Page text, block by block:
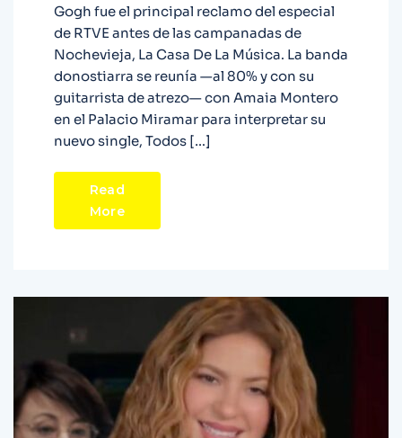
Gogh fue el principal reclamo del especial
de RTVE antes de las campanadas de
Nochevieja, La Casa De La Música. La banda
donostiarra se reunía —al 80% y con su
guitarrista de atrezo— con Amaia Montero
en el Palacio Miramar para interpretar su
nuevo single, Todos […]
Read
More